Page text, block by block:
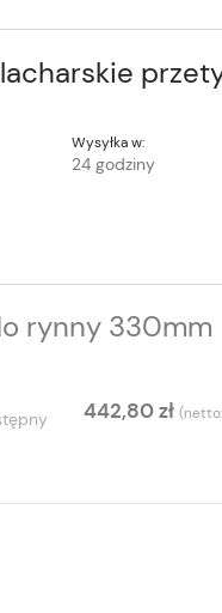
Wysyłka w:
24 godziny
rynny 330mm
442,80 zł (netto: